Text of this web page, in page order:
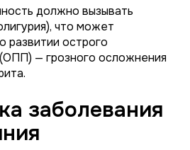
должно вызывать
что может
развитии острого
— грозного осложнения
заболевания